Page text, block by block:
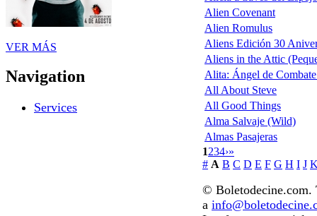
VER MÁS
Navigation
Services
Alien Covenant
Alien Romulus
Aliens Edición 30
Aliens in the Attic
Alita: Ángel de
All About Steve
All Good Things
Alma Salvaje (Wild)
Almas Pasajeras
1234›»
# A B C D E F G H I J
© Boletodecine.com.
a